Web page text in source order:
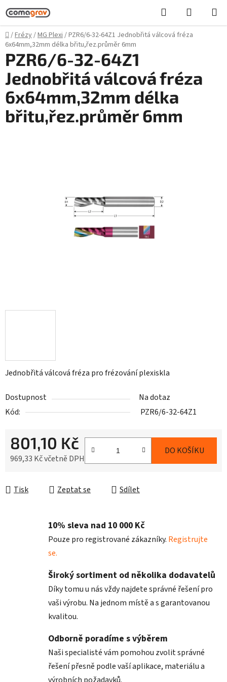
Přejít
na
obsah
Hledat
KOŠÍK
Domů
/Frézy/MG Plexi/PZR6/6-32-64Z1 Jednobřitá válcová fréza
6x64mm,32mm délka břitu,řez.průměr 6mm
Jednobřitá válcová fréza pro frézování plexiskla
Dostupnost
Na dotaz
Kód:
PZR6/6-32-64Z1
801,10 Kč
969,33 Kč včetně DPH
DO KOŠÍKU
Tisk Zeptat se Sdílet
PZR6/6-32-64Z1
Jednobřitá válcová fréza
6x64mm,32mm délka
břitu,řez.průměr 6mm
10% sleva nad 10 000 Kč
Pouze pro registrované zákazníky. Registrujte
se.
Široký sortiment od několika dodavatelů
Díky tomu u nás vždy najdete správné řešení pro
vaši výrobu. Na jednom místě a s garantovanou
kvalitou.
Odborně poradíme s výběrem
Naši specialisté vám pomohou zvolit správné
řešení přesně podle vaší aplikace, materiálu a